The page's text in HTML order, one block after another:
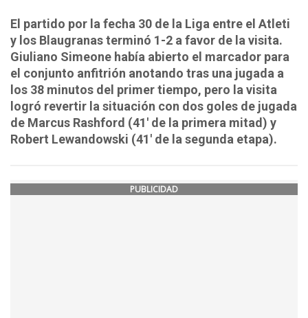
El partido por la fecha 30 de la Liga entre el Atleti
y los Blaugranas terminó 1-2 a favor de la visita.
Giuliano Simeone había abierto el marcador para
el conjunto anfitrión anotando tras una jugada a
los 38 minutos del primer tiempo, pero la visita
logró revertir la situación con dos goles de jugada
de Marcus Rashford (41' de la primera mitad) y
Robert Lewandowski (41' de la segunda etapa).
PUBLICIDAD